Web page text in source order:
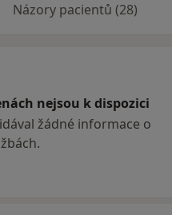
Názory pacientů (28)
nejsou k dispozici
žádné informace o